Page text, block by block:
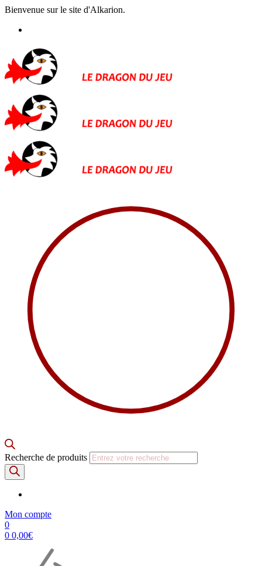
Bienvenue sur le site d'Alkarion.
Recherche de produits
Mon compte
0
0 0,00€